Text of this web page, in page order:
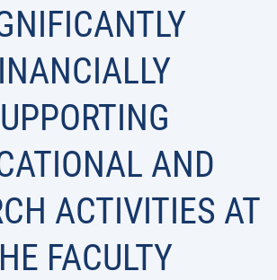
AND
ACTIVITIES AT
FACULTY